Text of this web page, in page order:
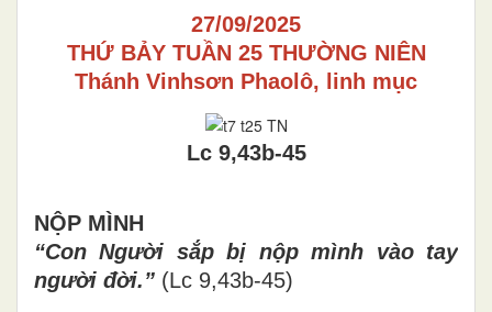
27/09/2025
THỨ BẢY TUẦN 25 THƯỜNG NIÊN
Thánh Vinhsơn Phaolô, linh mục
Lc 9,43b-45
NỘP MÌNH
“Con Người sắp bị nộp mình vào tay
người đời.” (Lc 9,43b-45)